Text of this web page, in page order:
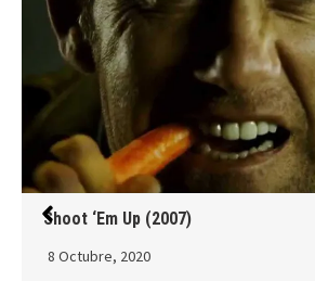
Escalofrío (2001)